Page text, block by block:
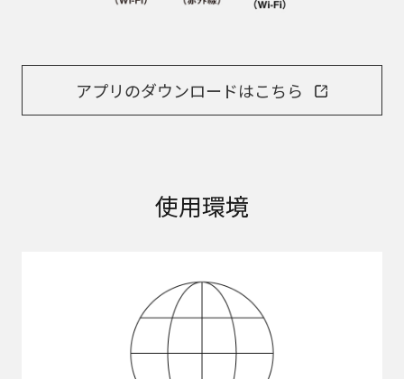
アプリのダウンロードはこちら
使用環境